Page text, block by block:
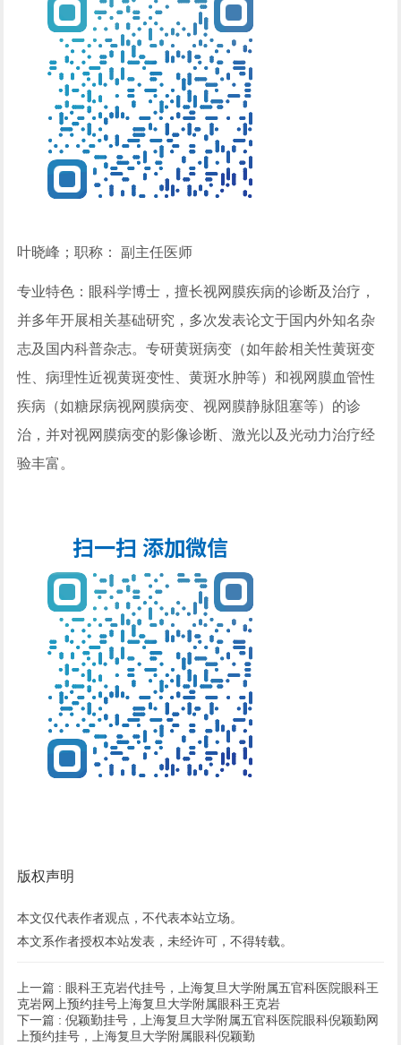
叶晓峰；职称： 副主任医师
专业特色：眼科学博士，擅长视网膜疾病的诊断及治疗，
并多年开展相关基础研究，多次发表论文于国内外知名杂
志及国内科普杂志。专研黄斑病变（如年龄相关性黄斑变
性、病理性近视黄斑变性、黄斑水肿等）和视网膜血管性
疾病（如糖尿病视网膜病变、视网膜静脉阻塞等）的诊
治，并对视网膜病变的影像诊断、激光以及光动力治疗经
验丰富。
版权声明
本文仅代表作者观点，不代表本站立场。
本文系作者授权本站发表，未经许可，不得转载。
上一篇 : 眼科王克岩代挂号，上海复旦大学附属五官科医院眼科王
克岩网上预约挂号上海复旦大学附属眼科王克岩
下一篇 : 倪颖勤挂号，上海复旦大学附属五官科医院眼科倪颖勤网
上预约挂号，上海复旦大学附属眼科倪颖勤